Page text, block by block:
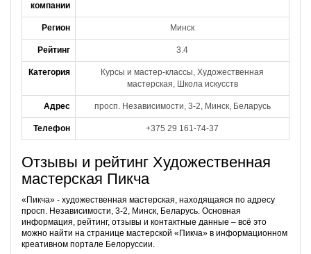
компании
Регион Минск
Рейтинг 3.4
Категория
Курсы и мастер-классы, Художественная
мастерская, Школа искусств
Адрес просп. Независимости, 3-2, Минск, Беларусь
Телефон +375 29 161-74-37
Отзывы и рейтинг Художественная
мастерская Пикча
«Пикча» - художественная мастерская, находящаяся по адресу
просп. Независимости, 3-2, Минск, Беларусь. Основная
информация, рейтинг, отзывы и контактные данные – всё это
можно найти на странице мастерской «Пикча» в информационном
креативном портале Белоруссии.